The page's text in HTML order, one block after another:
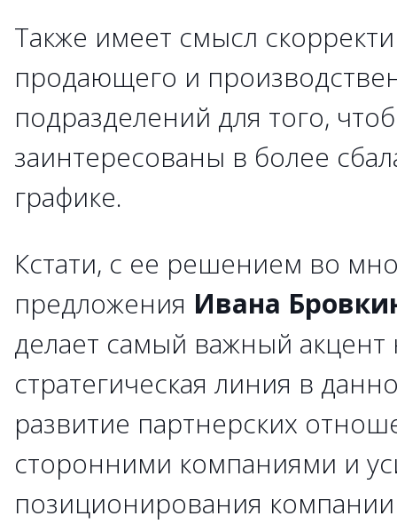
Также имеет смысл
продающего и
подразделений для того,
заинтересованы в более
графике.
Кстати, с ее решением во
предложения Ивана
делает самый важный акцент
стратегическая линия в
развитие партнерских
сторонними компаниями и
позиционирования компании